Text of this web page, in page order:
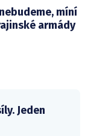
míní
armády
Jeden